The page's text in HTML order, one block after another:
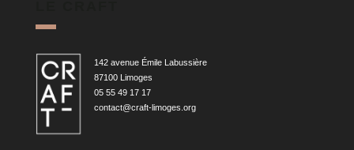
142 avenue Émile Labussière
87100 Limoges
05 55 49 17 17
contact@craft-limoges.org